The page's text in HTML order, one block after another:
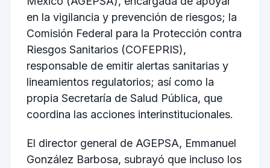
en la vigilancia y prevención de riesgos; la
Comisión Federal para la Protección contra
Riesgos Sanitarios (COFEPRIS),
responsable de emitir alertas sanitarias y
lineamientos regulatorios; así como la
propia Secretaría de Salud Pública, que
coordina las acciones interinstitucionales.
El director general de AGEPSA, Emmanuel
González Barbosa, subrayó que incluso los